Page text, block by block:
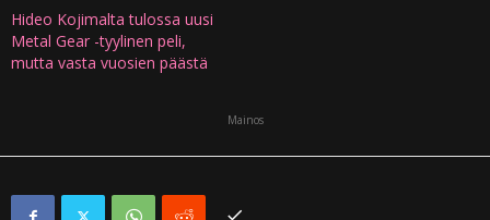
Hideo Kojimalta tulossa uusi
Metal Gear -tyylinen peli,
mutta vasta vuosien päästä
Mainos